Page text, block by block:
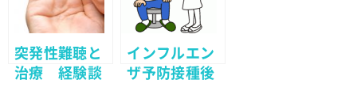
突発性難聴と
治療 経験談
インフルエン
ザ予防接種後